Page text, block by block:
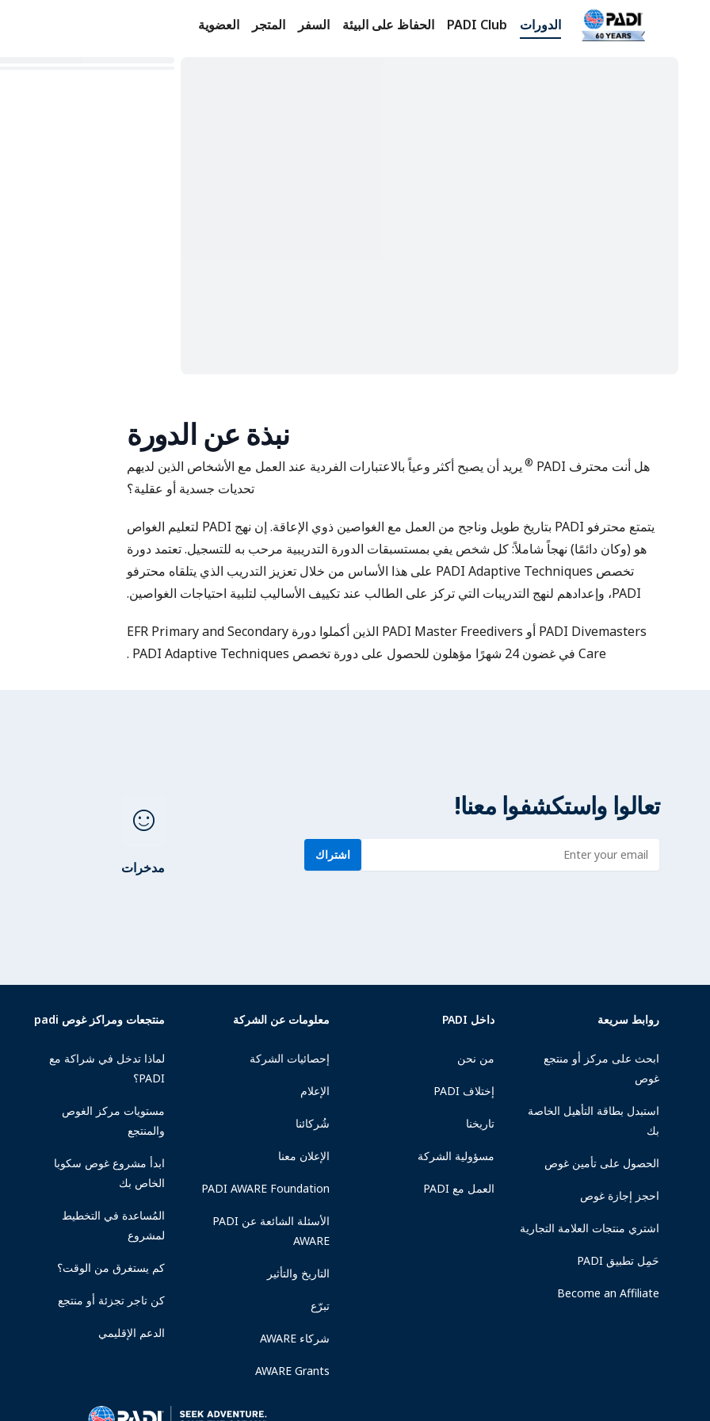
الدورات PADI Club الحفاظ على البيئة السفر المتجر العضوية
نبذة عن الدورة
هل أنت محترف PADI ® يريد أن يصبح أكثر وعياً بالاعتبارات الفردية عند العمل مع الأشخاص الذين لديهم
تحديات جسدية أو عقلية؟
يتمتع محترفو PADI بتاريخ طويل وناجح من العمل مع الغواصين ذوي الإعاقة. إن نهج PADI لتعليم الغواص
هو (وكان دائمًا) نهجاً شاملاً: كل شخص يفي بمستسبقات الدورة التدريبية مرحب به للتسجيل. تعتمد دورة
تخصص PADI Adaptive Techniques على هذا الأساس من خلال تعزيز التدريب الذي يتلقاه محترفو
PADI، وإعدادهم لنهج التدريبات التي تركز على الطالب عند تكييف الأساليب لتلبية احتياجات الغواصين.
PADI Divemasters أو PADI Master Freedivers الذين أكملوا دورة
EFR Primary and Secondary
Care في غضون 24 شهرًا مؤهلون للحصول على دورة تخصص PADI Adaptive Techniques .
تعالوا واستكشفوا معنا!
Enter address اشتراك
sentiment_satisfied
مدخرات
روابط سريعة
ابحث على مركز أو منتجع
غوص
استبدل بطاقة التأهيل الخاصة
بك
الحصول على تأمين غوص
احجز إجازة غوص
اشتري منتجات العلامة التجارية
حَمِل تطبيق PADI
Become an Affiliate
داخل PADI
من نحن
إختلاف PADI
تاريخنا
مسؤولية الشركة
العمل مع PADI
معلومات عن الشركة
إحصائيات الشركة
الإعلام
شُركائنا
الإعلان معنا
PADI AWARE Foundation
الأسئلة الشائعة عن PADI
AWARE
التاريخ والتأثير
تبرّع
شركاء AWARE
AWARE Grants
منتجعات ومراكز غوص padi
لماذا تدخل في شراكة مع
PADI؟
مستويات مركز الغوص
والمنتجع
ابدأ مشروع غوص سكوبا
الخاص بك
المُساعدة في التخطيط
لمشروع
كم يستغرق من الوقت؟
كن تاجر تجزئة أو منتجع
الدعم الإقليمي